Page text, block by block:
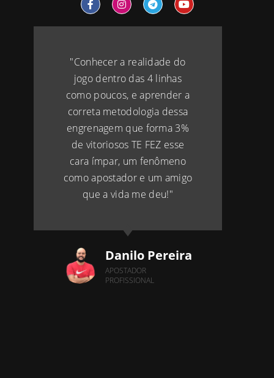
"Conhecer a realidade do
jogo dentro das 4 linhas
como poucos, e aprender a
correta metodologia dessa
engrenagem que forma 3%
de vitoriosos TE FEZ esse
cara ímpar, um fenômeno
como apostador e um amigo
que a vida me deu!"
Danilo Pereira
APOSTADOR
PROFISSIONAL